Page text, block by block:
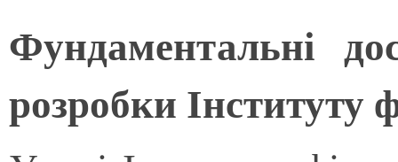
Фундаментальні
розробки